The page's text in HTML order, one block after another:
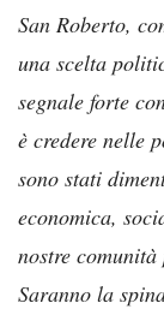
San Roberto,
una scelta
segnale forte
è credere nelle
sono stati
economica,
nostre
Saranno la